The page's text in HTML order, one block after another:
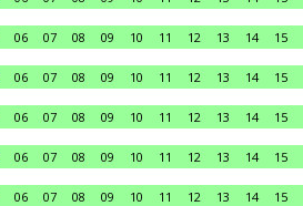
06 07 08 09 10 11 12 13 14 15
06 07 08 09 10 11 12 13 14 15
06 07 08 09 10 11 12 13 14 15
06 07 08 09 10 11 12 13 14 15
06 07 08 09 10 11 12 13 14 15